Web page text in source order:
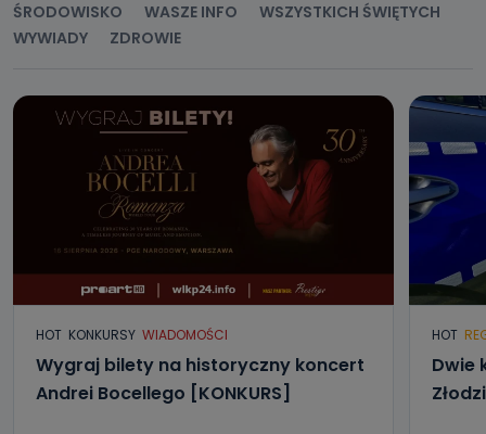
Jak skontaktować się z inspektorem
Można to zrobić pod numerem telefonu 62 735-51-05 lub
e-mailowo pod adresem: poczta@tvproart.pl
ŚRODOWISKO WASZE INFO
WSZYSTKICH ŚWIĘTYCH
WYWIADY
ZDROWIE
HOT KONKURSY WIADOMOŚCI
Wygraj bilety na historyczny koncert
Andrei Bocellego [KONKURS]
HOT
Dwie